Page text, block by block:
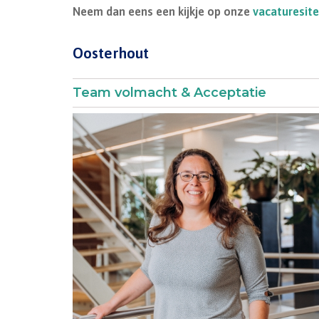
Neem dan eens een kijkje op onze
Oosterhout
Team volmacht & Acceptatie